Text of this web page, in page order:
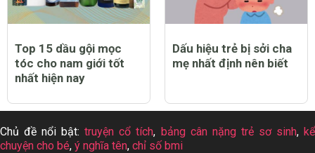
Top 15 dầu gội mọc
tóc cho nam giới tốt
nhất hiện nay
Dấu hiệu trẻ bị sởi cha
mẹ nhất định nên biết
Chủ đề nổi bật:truyện cổ tích, bảng cân nặng trẻ sơ sinh,kể
chuyện cho bé, ý nghĩa tên, chỉ số bmi